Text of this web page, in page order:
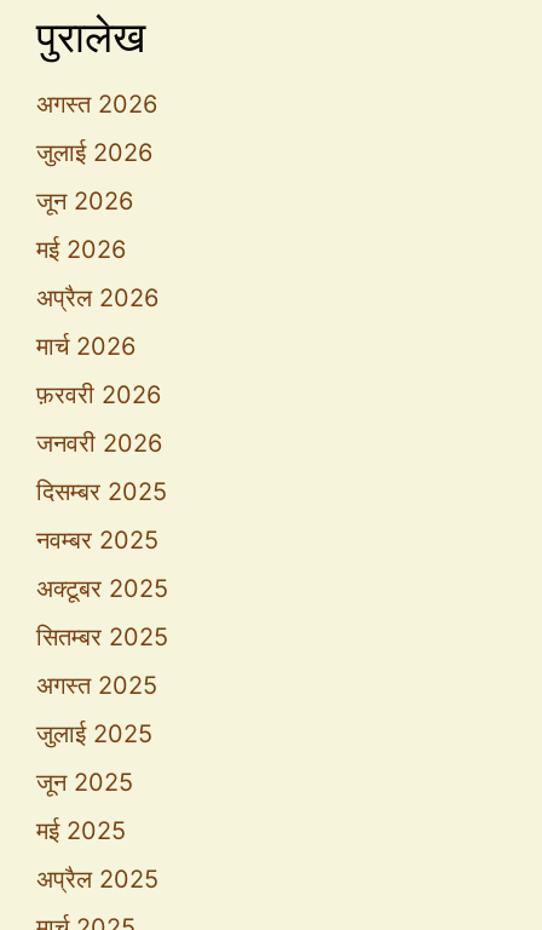
पुरालेख
अगस्त 2026
जुलाई 2026
जून 2026
मई 2026
अप्रैल 2026
मार्च 2026
फ़रवरी 2026
जनवरी 2026
दिसम्बर 2025
नवम्बर 2025
अक्टूबर 2025
सितम्बर 2025
अगस्त 2025
जुलाई 2025
जून 2025
मई 2025
अप्रैल 2025